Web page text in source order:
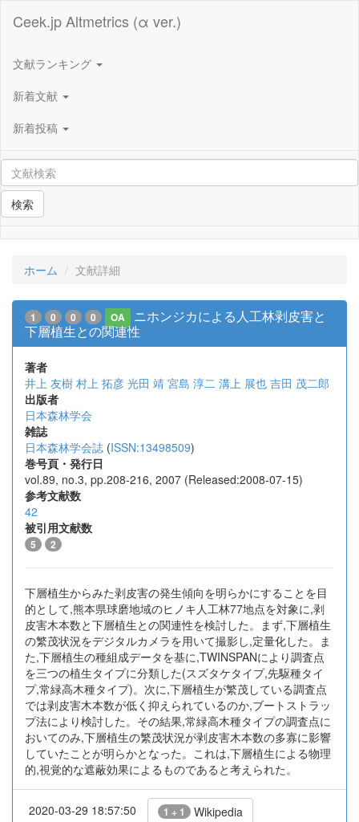
Ceek.jp Altmetrics (α ver.)
文献ランキング
新着文献
新着投稿
検索
ホーム 文献詳細
1 0 0 0 OA
ニホンジカによる人工林剥皮害と
下層植生との関連性
著者
井上 友樹 村上 拓彦 光田 靖 宮島 淳二 溝上 展也 吉田 茂二郎
出版者
日本森林学会
雑誌
日本森林学会誌 (ISSN:13498509)
巻号頁・発行日
vol.89, no.3, pp.208-216, 2007 (Released:2008-07-15)
参考文献数
42
被引用文献数
5 2
下層植生からみた剥皮害の発生傾向を明らかにすることを目
的として,熊本県球磨地域のヒノキ人工林77地点を対象に,剥
皮害木本数と下層植生との関連性を検討した。まず,下層植生
の繁茂状況をデジタルカメラを用いて撮影し,定量化した。ま
た,下層植生の種組成データを基に,TWINSPANにより調査点
を三つの植生タイプに分類した(スズタケタイプ,先駆種タイ
プ,常緑高木種タイプ)。次に,下層植生が繁茂している調査点
では剥皮害木本数が低く抑えられているのか,ブートストラッ
プ法により検討した。その結果,常緑高木種タイプの調査点に
おいてのみ,下層植生の繁茂状況が剥皮害木本数の多寡に影響
していたことが明らかとなった。これは,下層植生による物理
的,視覚的な遮蔽効果によるものであると考えられた。
2020-03-29 18:57:50 1 + 1 Wikipedia